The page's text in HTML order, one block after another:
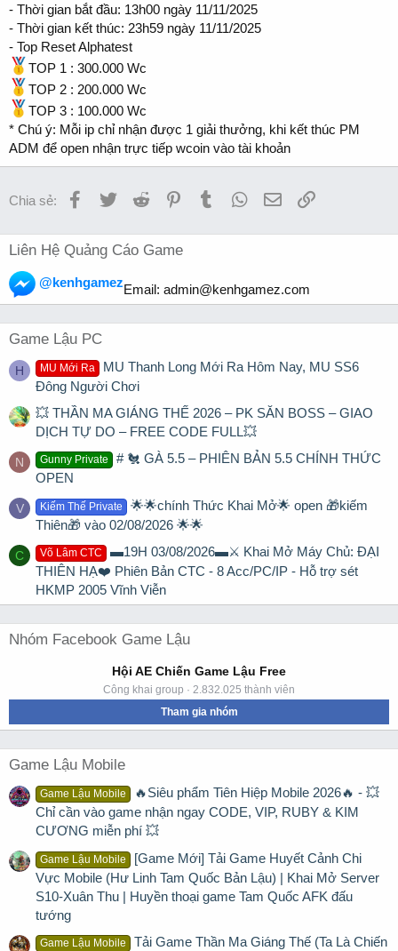
- Thời gian bắt đầu: 13h00 ngày 11/11/2025
- Thời gian kết thúc: 23h59 ngày 11/11/2025
- Top Reset Alphatest
TOP 1 : 300.000 Wc
TOP 2 : 200.000 Wc
TOP 3 : 100.000 Wc
* Chú ý: Mỗi ip chỉ nhận được 1 giải thưởng, khi kết thúc PM
ADM để open nhận trực tiếp wcoin vào tài khoản
Chia sẻ: Facebook
TwitterReddit PinterestTumblrWhatsApp
EmailLink
Liên Hệ Quảng Cáo Game
@kenhgamezEmail: admin@kenhgamez.com
Game Lậu PC
H MU Mới Ra
MU Thanh Long Mới Ra Hôm Nay, MU SS6
Đông Người Chơi
💥 THẦN MA GIÁNG THẾ 2026 – PK SĂN BOSS – GIAO
DỊCH TỰ DO – FREE CODE FULL💥
N Gunny Private
# 🐔 GÀ 5.5 – PHIÊN BẢN 5.5 CHÍNH THỨC
OPEN
V Kiếm Thế Private
🌟🌟chính Thức Khai Mở🌟 open 🎁kiếm
Thiên🎁 vào 02/08/2026 🌟🌟
C Võ Lâm CTC
▬19H 03/08/2026▬⚔️ Khai Mở Máy Chủ: ĐẠI
THIÊN HẠ❤️ Phiên Bản CTC - 8 Acc/PC/IP - Hỗ trợ sét
HKMP 2005 Vĩnh Viễn
Nhóm Facebook Game Lậu
Hội AE Chiến Game Lậu Free
Công khai group · 2.832.025 thành viên
Tham gia nhóm
Game Lậu Mobile
Game Lậu Mobile
🔥Siêu phẩm Tiên Hiệp Mobile 2026🔥 - 💥
Chỉ cần vào game nhận ngay CODE, VIP, RUBY & KIM
CƯƠNG miễn phí 💥
Game Lậu Mobile
[Game Mới] Tải Game Huyết Cảnh Chi
Vực Mobile (Hư Linh Tam Quốc Bản Lậu) | Khai Mở Server
S10-Xuân Thu | Huyền thoại game Tam Quốc AFK đấu
tướng
Game Lậu Mobile Tải Game Thần Ma Giáng Thế (Ta Là Chiến